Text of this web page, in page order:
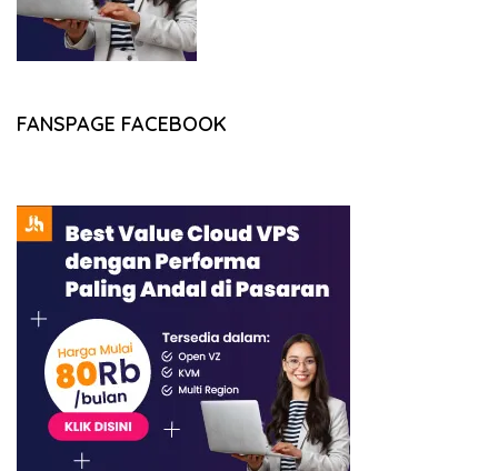
FANSPAGE FACEBOOK